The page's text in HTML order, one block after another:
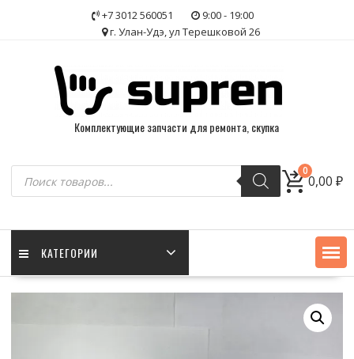
+7 3012 560051
9:00 - 19:00
г. Улан-Удэ, ул Терешковой 26
Комплектующие запчасти для ремонта, скупка
Поиск
товаров
0
0,00₽
КАТЕГОРИИ